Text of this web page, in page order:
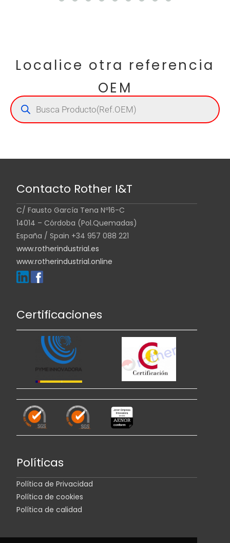
Localice otra referencia
OEM
Contacto Rother I&T
C/ Fausto García Tena Nº16-C
14014 – Córdoba (Pol.Quemadas)
España / Spain +34 957 088 221
www.rotherindustrial.es
www.rotherindustrial.online
Certificaciones
Políticas
Política de Privacidad
Política de cookies
Política de calidad